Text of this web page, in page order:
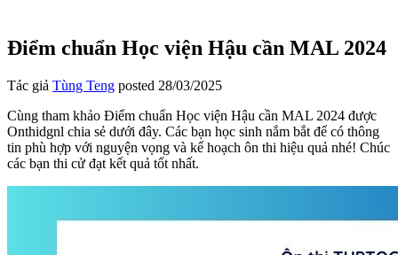
Điểm chuẩn Học viện Hậu cần MAL 2024
Tác giả Tùng Teng posted 28/03/2025
Cùng tham khảo Điểm chuẩn Học viện Hậu cần MAL 2024 được
Onthidgnl chia sẻ dưới đây. Các bạn học sinh nắm bắt để có thông
tin phù hợp với nguyện vọng và kế hoạch ôn thi hiệu quả nhé! Chúc
các bạn thi cử đạt kết quả tốt nhất.